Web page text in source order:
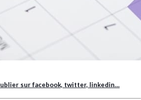
sur facebook, twitter, linkedin…